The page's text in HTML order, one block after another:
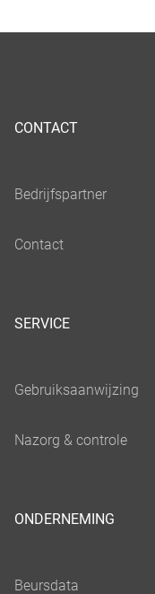
CONTACT
SERVICE
ONDERNEMING